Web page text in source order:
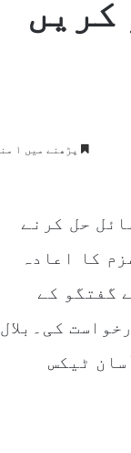
کریں
پڑھنے میں ۱ منٹ
حل کرنے
کا اعادہ
گفتگو کے
کی۔بلال
ٹیکس